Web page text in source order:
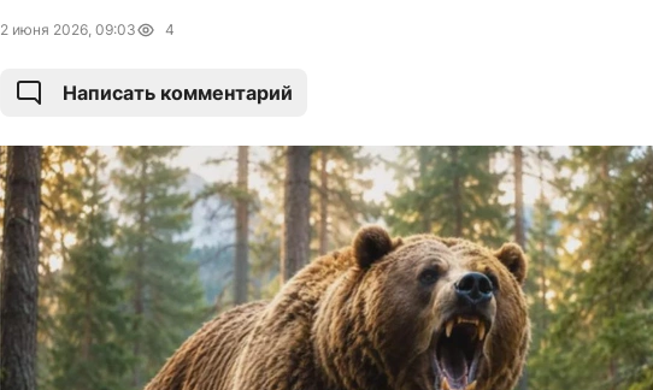
2 июня 2026, 09:03 4
Написать комментарий